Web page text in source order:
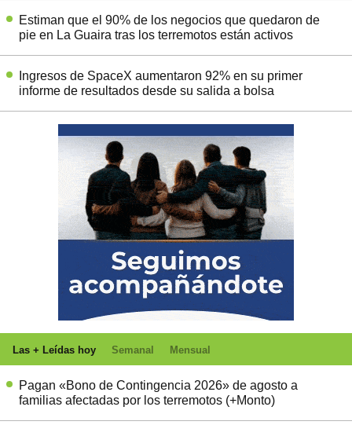
Estiman que el 90% de los negocios que quedaron de
pie en La Guaira tras los terremotos están activos
Ingresos de SpaceX aumentaron 92% en su primer
informe de resultados desde su salida a bolsa
Las + Leídas hoy Semanal Mensual
Pagan «Bono de Contingencia 2026» de agosto a
familias afectadas por los terremotos (+Monto)